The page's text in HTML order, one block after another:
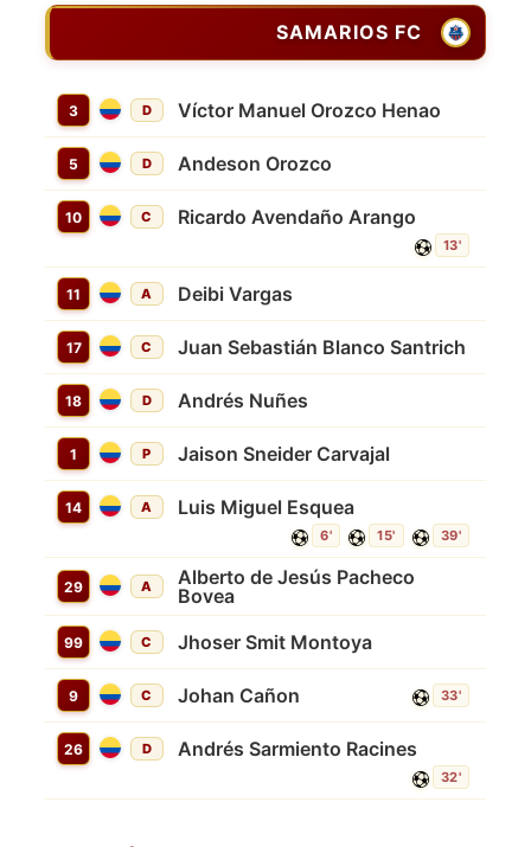
SAMARIOS FC
3 D Víctor Manuel Orozco Henao
5 D Andeson Orozco
10 C Ricardo Avendaño Arango
13'
11 A Deibi Vargas
17 C Juan Sebastián Blanco Santrich
18 D Andrés Nuñes
1 P Jaison Sneider Carvajal
14 A Luis Miguel Esquea
6' 15' 39'
29 A
Alberto de Jesús Pacheco
Bovea
99 C Jhoser Smit Montoya
9 C Johan Cañon 33'
26 D Andrés Sarmiento Racines
32'